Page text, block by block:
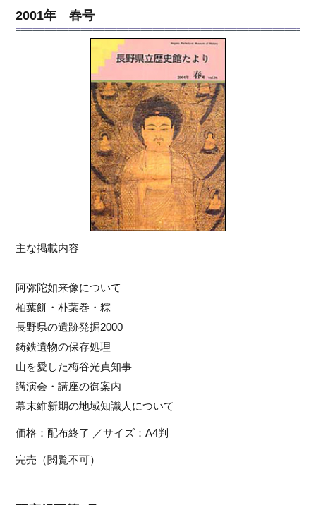
2001年 春号
主な掲載内容
阿弥陀如来像について
柏葉餅・朴葉巻・粽
長野県の遺跡発掘2000
鋳鉄遺物の保存処理
山を愛した梅谷光貞知事
講演会・講座の御案内
幕末維新期の地域知識人について
価格：配布終了 ／サイズ：A4判
完売（閲覧不可）